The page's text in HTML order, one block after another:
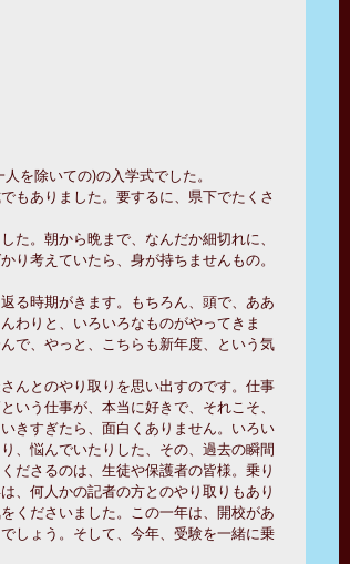
を除いての)の入学式でした。
もありました。要するに、県下でたくさ
た。朝から晩まで、なんだか細切れに、
り考えていたら、身が持ちませんもの。
る時期がきます。もちろん、頭で、ああ
わりと、いろいろなものがやってきま
で、やっと、こちらも新年度、という気
んとのやり取りを思い出すのです。仕事
いう仕事が、本当に好きで、それこそ、
きすぎたら、面白くありません。いろい
、悩んでいたりした、その、過去の瞬間
ださるのは、生徒や保護者の皆様。乗り
、何人かの記者の方とのやり取りもあり
くださいました。この一年は、開校があ
しょう。そして、今年、受験を一緒に乗